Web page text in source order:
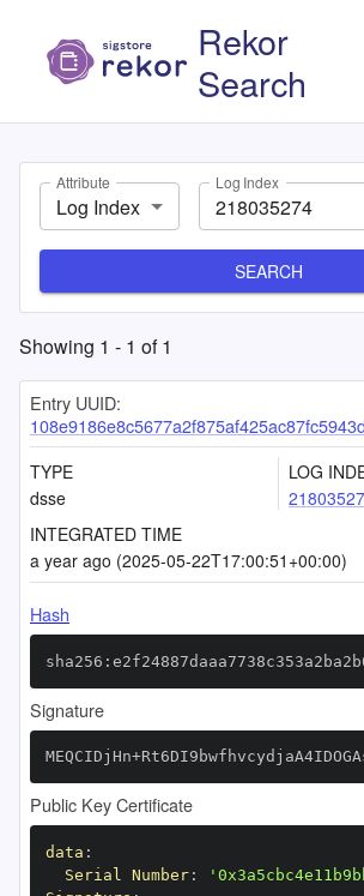
Rekor
Search
Attribute
Log Index
Log Index
SEARCH
Showing 1 - 1 of1
Entry UUID:
TYPE
dsse
LOG
INTEGRATED TIME
a year ago (2025-05-22T17:00:51+00:00)
Hash
Signature
Public Key Certificate
data :
Serial Number: